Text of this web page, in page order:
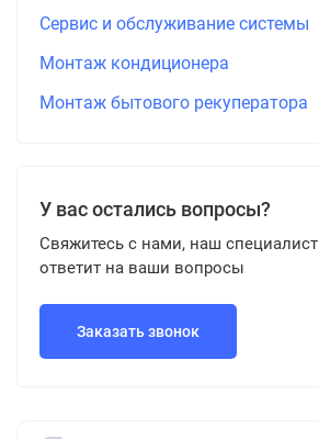
Сервис и обслуживание системы
Монтаж кондиционера
Монтаж бытового рекуператора
У вас остались вопросы?
Свяжитесь с нами, наш специалист
ответит на ваши вопросы
Заказать звонок